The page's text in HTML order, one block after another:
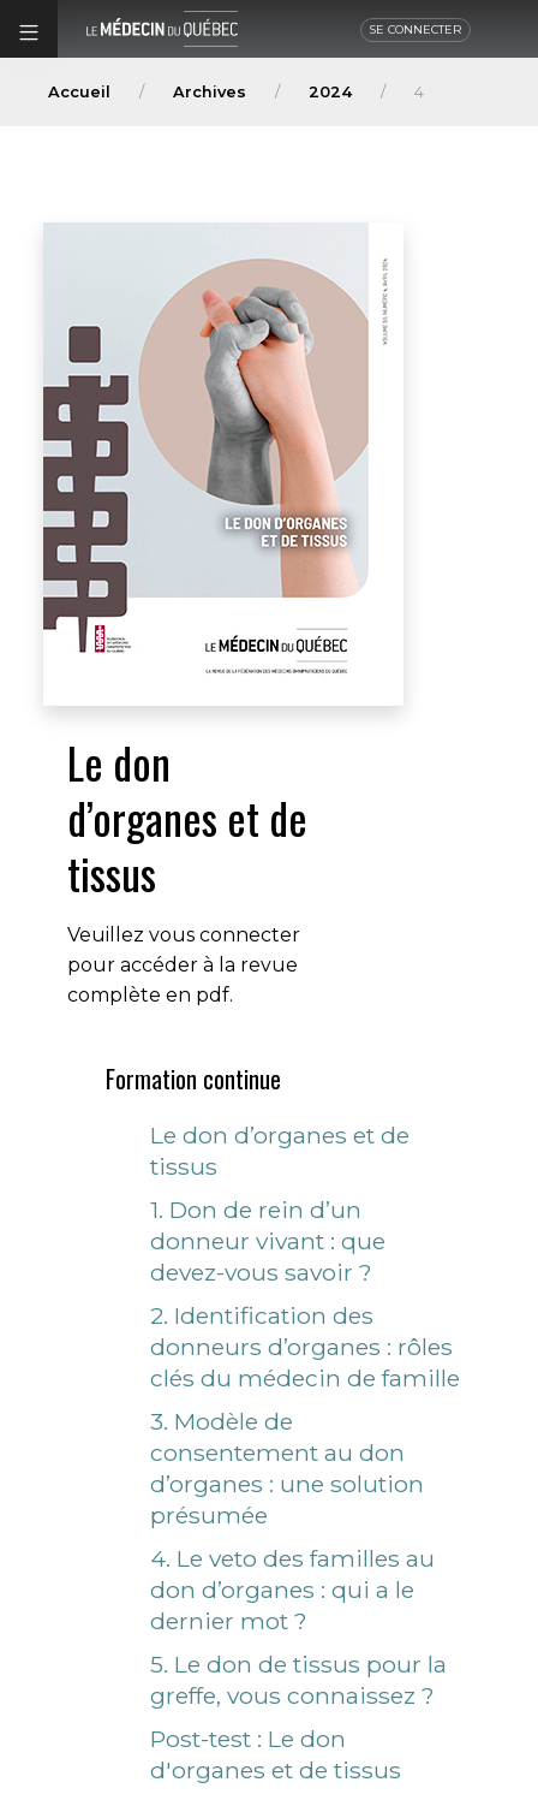
SE CONNECTER
Accueil Archives 2024 4
Le don
d’organes et de
tissus
Veuillez vous connecter
pour accéder à la revue
complète en pdf.
Formation continue
Le don d’organes et de
tissus
1. Don de rein d’un
donneur vivant : que
devez-vous savoir ?
2. Identification des
donneurs d’organes : rôles
clés du médecin de famille
3. Modèle de
consentement au don
d’organes : une solution
présumée
4. Le veto des familles au
don d’organes : qui a le
dernier mot ?
5. Le don de tissus pour la
greffe, vous connaissez ?
Post-test : Le don
d'organes et de tissus